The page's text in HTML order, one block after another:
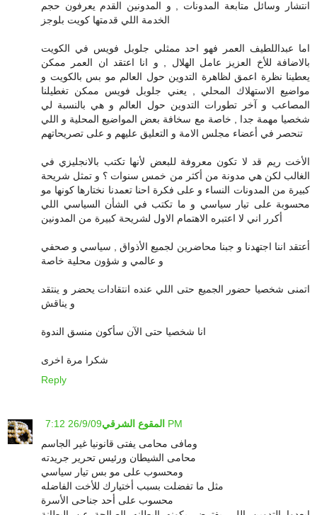
انتشار وسائل متابعة المدونات , و المدونين القدم يعرفون حجم
الخدمة اللي قدمتها كويت بلوجز
اما عبداللطيف العمر فهو احد ممثلي جلوبل فويس في الكويت
بالاضافة للأخ العزيز عامل الهلال , و انا اعتقد ان العمر ممكن
يعطينا نظرة اعمق لظاهرة التدوين حول العالم مو بس بالكويت و
مواضيع الاستهلاك المحلي , يعني جلوبل فويس ممكن تغطيلنا
المصاعب و آخر تطورات التدوين حول العالم و هي بالنسبة لي
شخصيا مهمة جدا , خاصة مع سخافة بعض المواضيع المحلية و اللي
تنحصر في أعضاء مجلس الامة و التعليق عليهم و على تصريحاتهم
الأخت ريم قد لا تكون معروفة للبعض لأنها تكتب بالانجليزي في
الغالب لكن هي مدونة من أكثر من خمس سنوات ؟ و تمثل شريحة
كبيرة من المدونات النساء و على فكرة احنا تعمدنا نختارها كونها مو
محسوبة على تيار سياسي و ما تكتب في الشأن السياسي اللي
أكرر اني لا اعتبره الاهتمام الاول لشريحة كبيرة من المدونين
أعتقد اننا اجتهدنا و جبنا محاضرين لجميع الأذواق , سياسي و صحفي
و عالمي و شؤون محلية خاصة
اتمنى شخصيا حضور الجميع حتى اللي عنده انتقادات يحضر و ينتقد
و يناقش
انا شخصيا حتى الآن سأكون منسق الندوة
شكرا مرة اخرى
Reply
المقوع الشرقي 26/9/09 7:12 PM
ومافى محامى يفتى قانونيا غير الجاسم
محامى الشيطان ورئيس تحرير جريدته
ومحسوب على مو بس تيار سياسي
مثل ما تفضلت بسبب أختيارك للأخت الفاضله
محسوب على أحد جناحى الأسرة